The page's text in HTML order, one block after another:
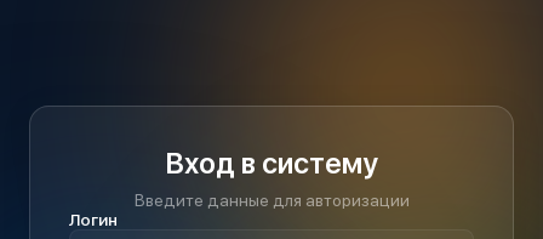
Вход в систему
Введите данные для авторизации
Логин